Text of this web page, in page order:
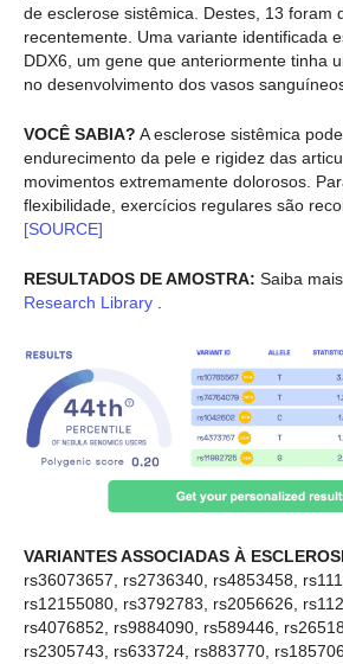
de esclerose sistêmica. Destes, 13 foram
recentemente. Uma variante identificada
DDX6, um gene que anteriormente tinha
no desenvolvimento dos vasos
VOCÊ SABIA? A esclerose sistêmica
endurecimento da pele e rigidez das
movimentos extremamente dolorosos.
flexibilidade, exercícios regulares são
[SOURCE]
RESULTADOS DE AMOSTRA: Saiba
Research Library .
VARIANTES ASSOCIADAS À
rs36073657, rs2736340, rs4853458,
rs12155080, rs3792783, rs2056626,
rs4076852, rs9884090, rs589446,
rs2305743, rs633724, rs883770,